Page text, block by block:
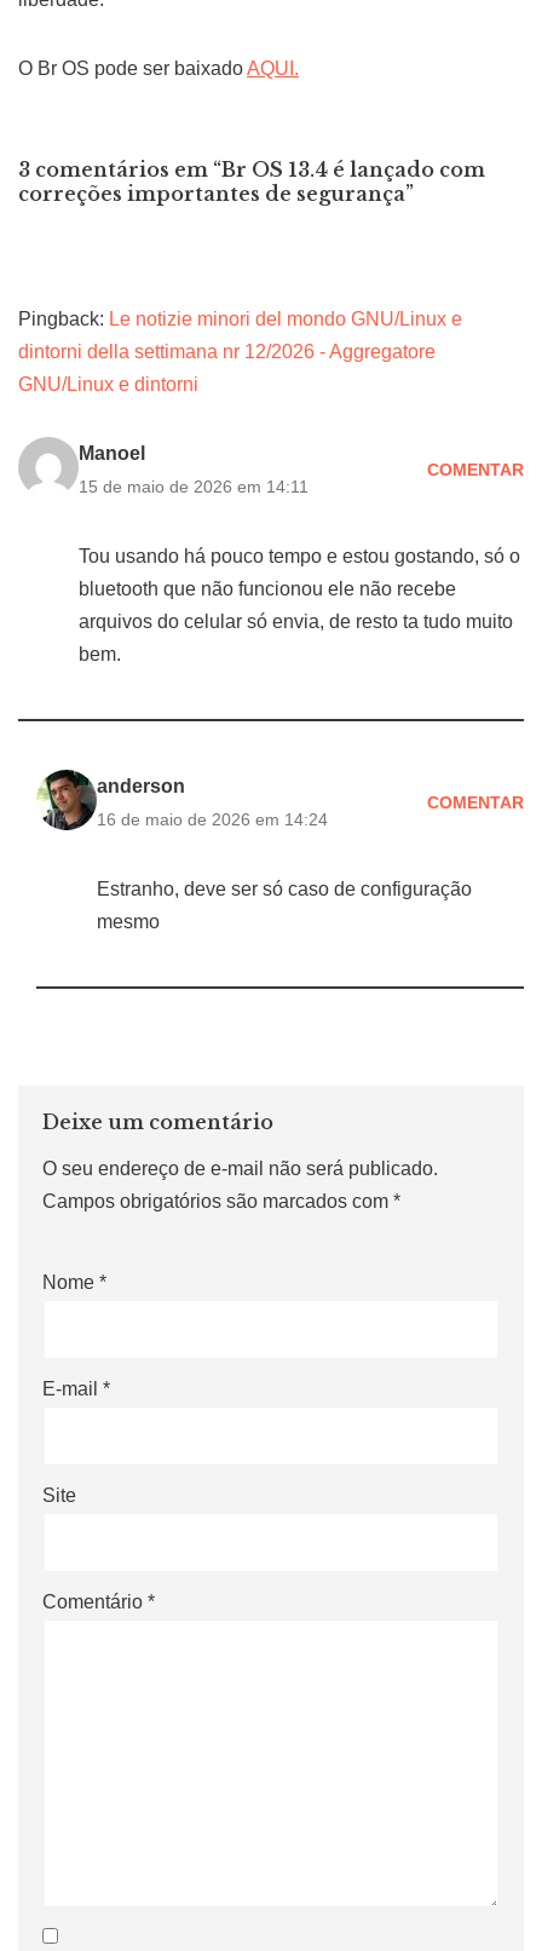
O Br OS pode ser baixadoAQUI.
3 comentários em “Br OS 13.4 é lançado com
correções importantes de segurança”
Pingback: Le notizie minori del mondo GNU/Linux e
dintorni della settimana nr 12/2026 - Aggregatore
GNU/Linux e dintorni
Manoel
15 de maio de 2026 em 14:11
COMENTAR
Tou usando há pouco tempo e estou gostando, só o
bluetooth que não funcionou ele não recebe
arquivos do celular só envia, de resto ta tudo muito
bem.
anderson
16 de maio de 2026 em 14:24
COMENTAR
Estranho, deve ser só caso de configuração
mesmo
Deixe um comentário
O seu endereço de e-mail não será publicado.
Campos obrigatórios são marcados com *
Nome *
E-mail *
Site
Comentário *